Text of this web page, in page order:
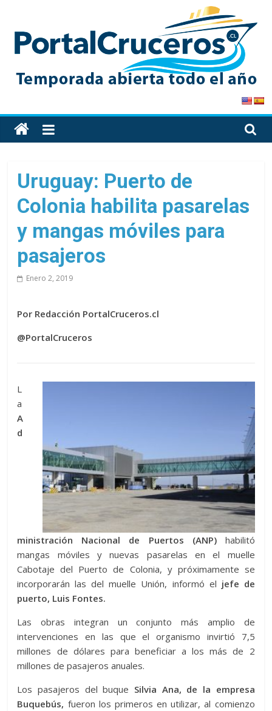
content
PortalCruceros
Toda
la
de
cruceros
en
solo
sitio
Uruguay: Puerto de
Colonia habilita pasarelas
y mangas móviles para
pasajeros
Enero 2, 2019
Por Redacción PortalCruceros.cl
@PortalCruceros
L
a
A
d
ministración Nacional de Puertos (ANP)habilitó
mangas móviles y nuevas pasarelas en el muelle
Cabotaje del Puerto de Colonia, y próximamente se
incorporarán las del muelle Unión, informó el jefe de
puerto, Luis Fontes.
Las obras integran un conjunto más amplio de
intervenciones en las que el organismo invirtió 7,5
millones de dólares para beneficiar a los más de 2
millones de pasajeros anuales.
Los pasajeros del buque Silvia Ana, de la empresa
Buquebús, fueron los primeros en utilizar, al comienzo